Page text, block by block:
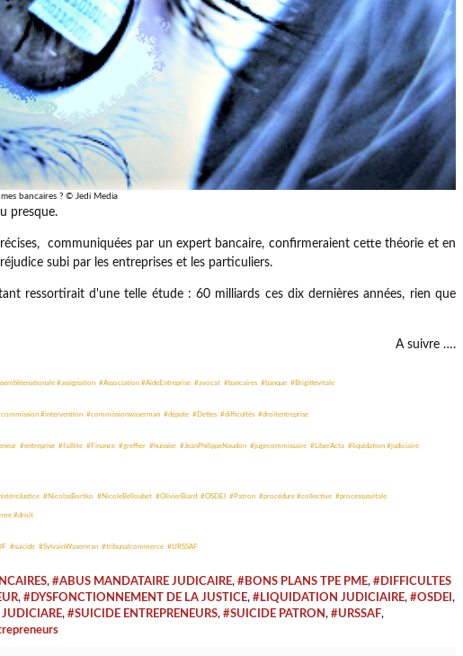
bancaires ? © Jedi Media
presque.
communiquées par un expert bancaire, confirmeraient cette théorie et en
subi par les entreprises et les particuliers.
ressortirait d'une telle étude : 60 milliards ces dix dernières années, rien que
A suivre ….
#assignation #Association #AideEntreprise #avocat #bancaires #banque #Brigittevitale
#intervention #commissionwaserman #depute #Dettes #difficultés #droitentreprise
#entreprise #faillite #Finance #greffier #huissier #JeanPhilippeNaudon #jugecommissaire #LiberActa #liquidation #judiciaire
#NicolasBortko #NicoleBelloubet #OlivierBiard #OSDEI #Patron #procédure #collective #processusvitale
#droit
#suicide #SylvainWaserman #tribunalcommerce #URSSAF
, #ABUS MANDATAIRE JUDICAIRE, #BONS PLANS TPE PME, #DIFFICULTES
, #DYSFONCTIONNEMENT DE LA JUSTICE, #LIQUIDATION JUDICIAIRE, #OSDEI ,
JUDICIARE, #SUICIDE ENTREPRENEURS, #SUICIDE PATRON, #URSSAF,